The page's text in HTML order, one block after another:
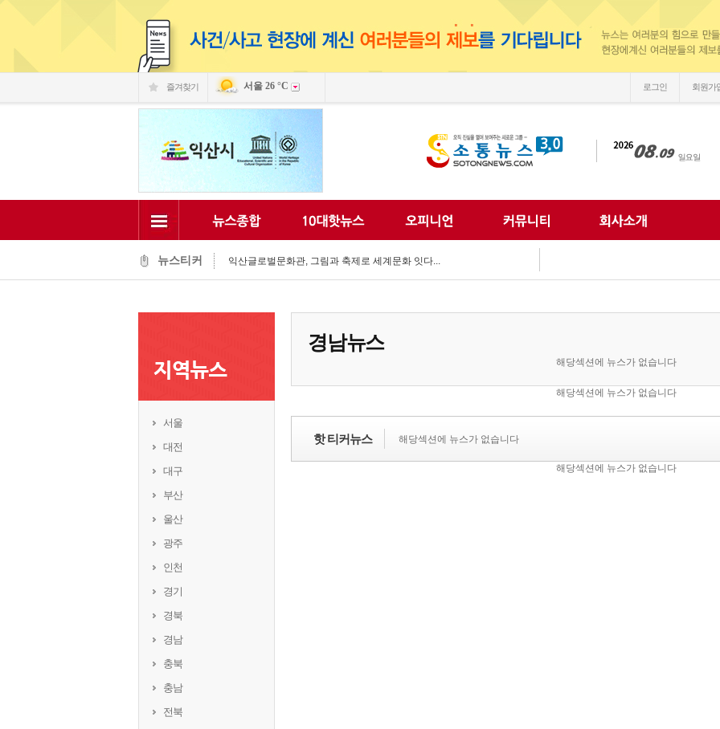
즐겨찾기 서울 26 °C 로그인 회원가
뉴스티커
익산 민-관, K-문화도시 도약 '맞손'
익산, 머무는 농촌 관광으로 활력 되찾는다...
전국 문화도시, 익산서 지속가능한 미래 해법 모색...
익산시립예술단, '예술아, 놀자'로 여름방학 추억 선...
익산시, 고립가구 발굴·지원 역량강화...
익산글로벌문화관, 그림과 축제로 세계문화 잇다...
익산 '모현삼성치과', 나눔으로 이웃사랑 실천...
서울
대전
대구
부산
울산
광주
인천
경기
경북
경남
충북
충남
전북
경남뉴스
해당섹션에 뉴스가 없습니다
해당섹션에 뉴스가 없습니다
핫 티커뉴스 해당섹션에 뉴스가 없습니다
해당섹션에 뉴스가 없습니다